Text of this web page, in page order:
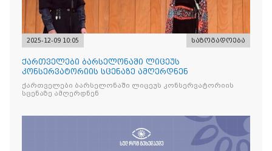
2025-12-09 10:05 საზოგადოება
ქართველები ბარსელონაში ლიცეუს
კონსერვატორიის სცენაზე ამღერდნენ
ქართველები ბარსელონაში ლიცეუს კონსერვატორიის
სცენაზე ამღერდნენ